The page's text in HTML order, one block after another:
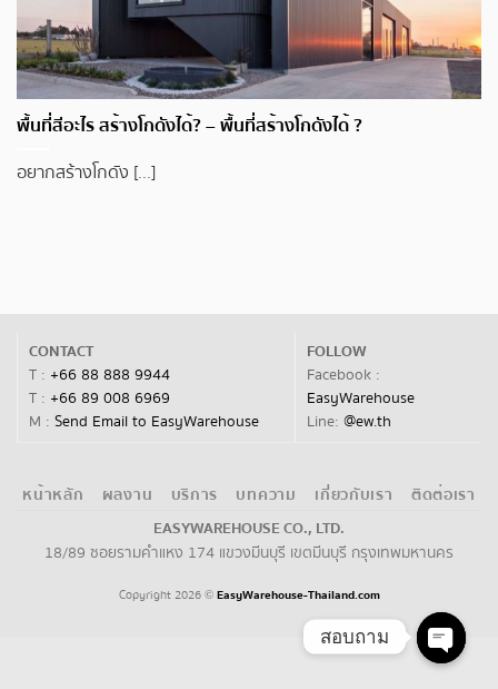
พื้นที่สีอะไร สร้างโกดังได้? – พื้นที่สร้างโกดังได้ ?
อยากสร้างโกดัง [...]
CONTACT
T : +66 88 888 9944
T : +66 89 008 6969
M : Send Email to EasyWarehouse
FOLLOW
Facebook :
EasyWarehouse
Line: @ew.th
หน้าหลัก ผลงาน บริการ บทความ เกี่ยวกับเรา ติดต่อเรา
EASYWAREHOUSE CO., LTD.
18/89 ซอยรามคำแหง 174 แขวงมีนบุรี เขตมีนบุรี กรุงเทพมหานคร
Copyright 2026 © EasyWarehouse-Thailand.com
สอบถาม